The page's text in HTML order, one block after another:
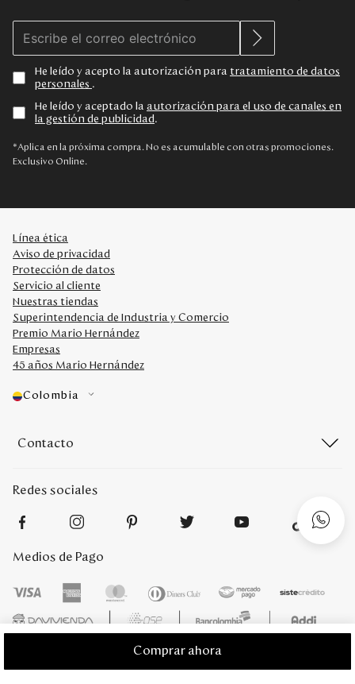
Comprar ahora
He leído y acepto la autorización para tratamiento de datos
personales .
He leído y aceptado la autorización para el uso de canales en
la gestión de publicidad .
*Aplica en la próxima compra. No es acumulable con otras promociones.
Exclusivo Online.
Línea ética
Aviso de privacidad
Protección de datos
Servicio al cliente
Nuestras tiendas
Superintendencia de Industria y Comercio
Premio Mario Hernández
Empresas
45 años Mario Hernández
Colombia
Contacto
Redes sociales
Medios de Pago
Mario Hernández 2022. Derechos reservados. Desarrollado por
Plataforma Vtex